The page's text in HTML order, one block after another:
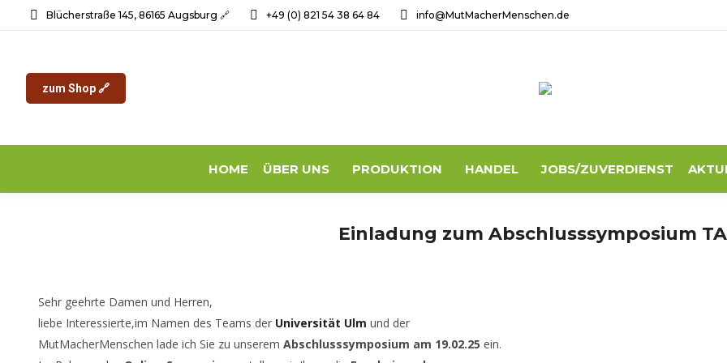
Blücherstraße 145, 86165 Augsburg 🔗 +49 (0) 821 54 38 64 84 info@MutMacherMenschen.de
zum Shop 🔗
HOME ÜBER UNS PRODUKTION HANDEL JOBS/ZUVERDIENST
Einladung zum Abschlusssymposium
Sehr geehrte Damen und Herren,
liebe Interessierte,im Namen des Teams der Universität Ulm und der
MutMacherMenschen lade ich Sie zu unserem Abschlusssymposium am 19.02.25 ein.